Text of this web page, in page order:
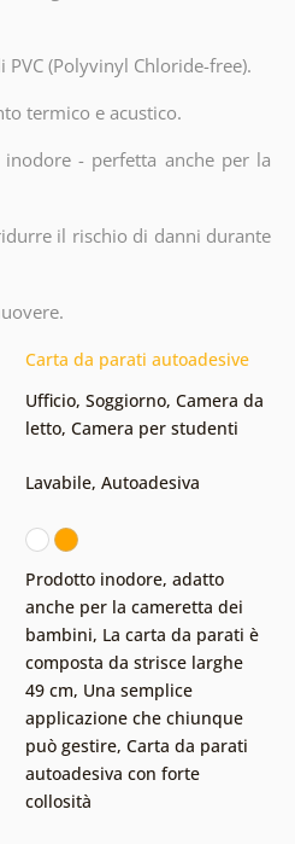
(Polyvinyl Chloride-free).
termico e acustico.
inodore - perfetta anche per la
il rischio di danni durante
Carta da parati autoadesive
Ufficio, Soggiorno, Camera da
letto, Camera per studenti
Lavabile, Autoadesiva
Prodotto inodore, adatto
anche per la cameretta dei
bambini, La carta da parati è
composta da strisce larghe
49 cm, Una semplice
applicazione che chiunque
può gestire, Carta da parati
autoadesiva con forte
collosità